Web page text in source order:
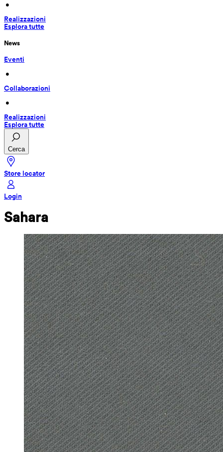
•
Realizzazioni
Esplora tutte
News
Eventi
•
Collaborazioni
•
Realizzazioni
Esplora tutte
Cerca
Store locator
Login
Sahara